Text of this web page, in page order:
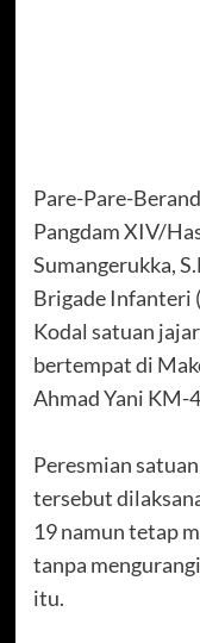
Pare-Pare-
Pangdam XIV/
Sumangerukka,
Brigade Infanteri
Kodal satuan
bertempat di
Ahmad Yani KM-
Peresmian
tersebut
19 namun tetap
tanpa
itu.